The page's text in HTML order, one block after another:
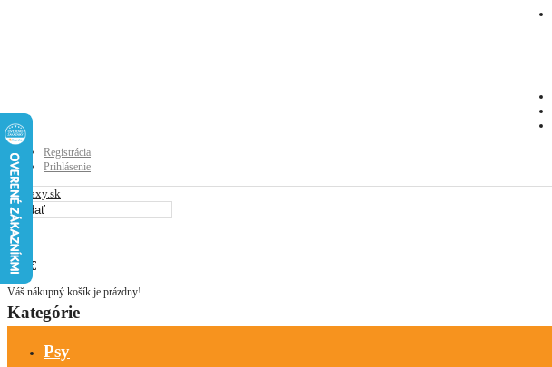
Registrácia
Prihlásenie
0
0
0.00€
Váš nákupný košík je prázdny!
Kategórie
Psy